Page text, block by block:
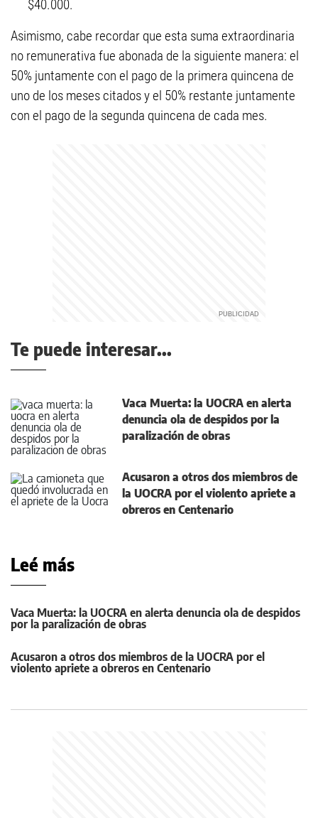
$40.000.
Asimismo, cabe recordar que esta suma extraordinaria
no remunerativa fue abonada de la siguiente manera: el
50% juntamente con el pago de la primera quincena de
uno de los meses citados y el 50% restante juntamente
con el pago de la segunda quincena de cada mes.
Te puede interesar...
Vaca Muerta: la UOCRA en alerta
denuncia ola de despidos por la
paralización de obras
Acusaron a otros dos miembros de
la UOCRA por el violento apriete a
obreros en Centenario
Leé más
Vaca Muerta: la UOCRA en alerta denuncia ola de despidos
por la paralización de obras
Acusaron a otros dos miembros de la UOCRA por el
violento apriete a obreros en Centenario